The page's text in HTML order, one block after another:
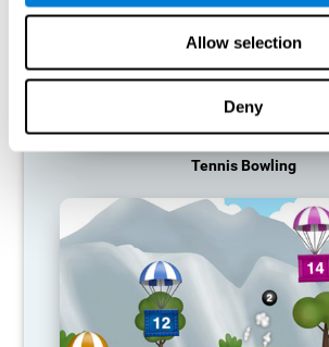
Allow selection
Deny
Tennis Bowling